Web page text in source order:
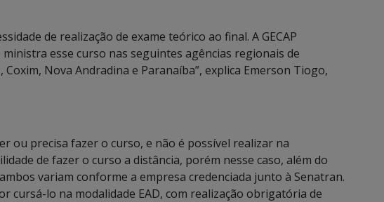
de realização de exame teórico ao final. A GECAP
ministra esse curso nas seguintes agências regionais de
Nova Andradina e Paranaíba”, explica Emerson Tiogo,
ou precisa fazer o curso, e não é possível realizar na
de fazer o curso a distância, porém nesse caso, além do
variam conforme a empresa credenciada junto à Senatran.
cursá-lo na modalidade EAD, com realização obrigatória de